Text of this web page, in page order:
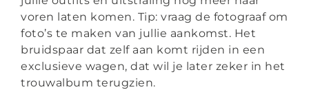
voren laten komen. Tip: vraag de fotograaf om
foto’s te maken van jullie aankomst. Het
bruidspaar dat zelf aan komt rijden in een
exclusieve wagen, dat wil je later zeker in het
trouwalbum terugzien.